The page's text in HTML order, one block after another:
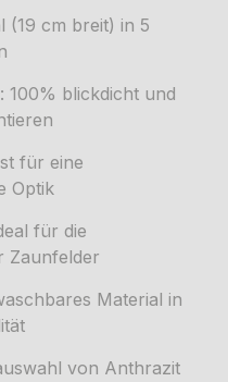
(19 cm breit) in 5
100% blickdicht und
für eine
Optik
für die
Zaunfelder
Material in
von Anthrazit